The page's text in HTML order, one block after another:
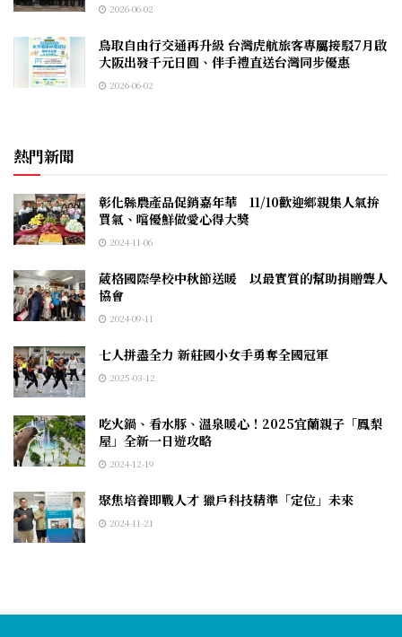
2026-06-02
鳥取自由行交通再升級 台灣虎航旅客專屬接駁7月啟
大阪出發千元日圓、伴手禮直送台灣同步優惠
2026-06-02
熱門新聞
彰化縣農產品促銷嘉年華 11/10歡迎鄉親集人氣拚
買氣、嚐優鮮做愛心得大獎
2024-11-06
葳格國際學校中秋節送暖 以最實質的幫助捐贈聾人
協會
2024-09-11
七人拼盡全力 新莊國小女手勇奪全國冠軍
2025-03-12
吃火鍋、看水豚、溫泉暖心！2025宜蘭親子「鳳梨
屋」全新一日遊攻略
2024-12-19
聚焦培養即戰人才 獵戶科技精準「定位」未來
2024-11-21